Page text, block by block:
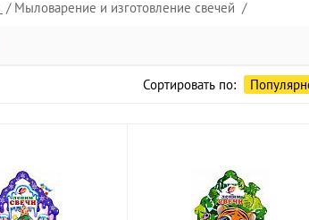
Мыловарение и изготовление свечей
Сортировать по: